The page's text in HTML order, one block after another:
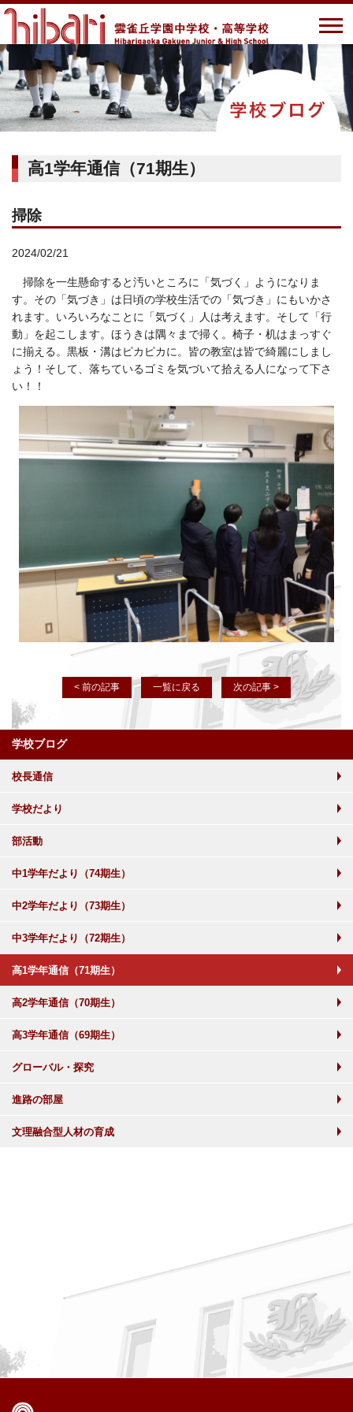
高1学年通信（71期生）
掃除
2024/02/21
掃除を一生懸命すると汚いところに「気づく」ようになりま
す。その「気づき」は日頃の学校生活での「気づき」にもいかさ
れます。いろいろなことに「気づく」人は考えます。そして「行
動」を起こします。ほうきは隅々まで掃く。椅子・机はまっすぐ
に揃える。黒板・溝はピカピカに。皆の教室は皆で綺麗にしまし
ょう！そして、落ちているゴミを気づいて拾える人になって下さ
い！！
< 前の記事 一覧に戻る 次の記事 >
学校ブログ
校長通信
学校だより
部活動
中1学年だより（74期生）
中2学年だより（73期生）
中3学年だより（72期生）
高1学年通信（71期生）
高2学年通信（70期生）
高3学年通信（69期生）
グローバル・探究
進路の部屋
文理融合型人材の育成